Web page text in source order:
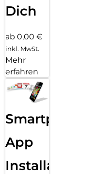
Dich
ab 0,00 €
inkl. MwSt.
Mehr
erfahren
Smartphone
App
Installation